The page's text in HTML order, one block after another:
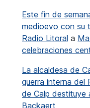
Este fin de
medioevo con su
Radio Litoral a
celebraciones
La alcaldesa de
guerra interna del
de Calp destituye
Backaert